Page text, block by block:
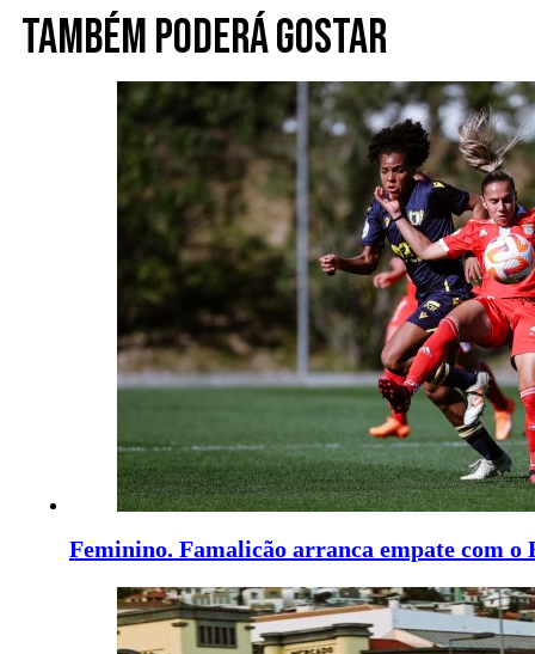
Também poderá gostar
Feminino. Famalicão arranca empate com o